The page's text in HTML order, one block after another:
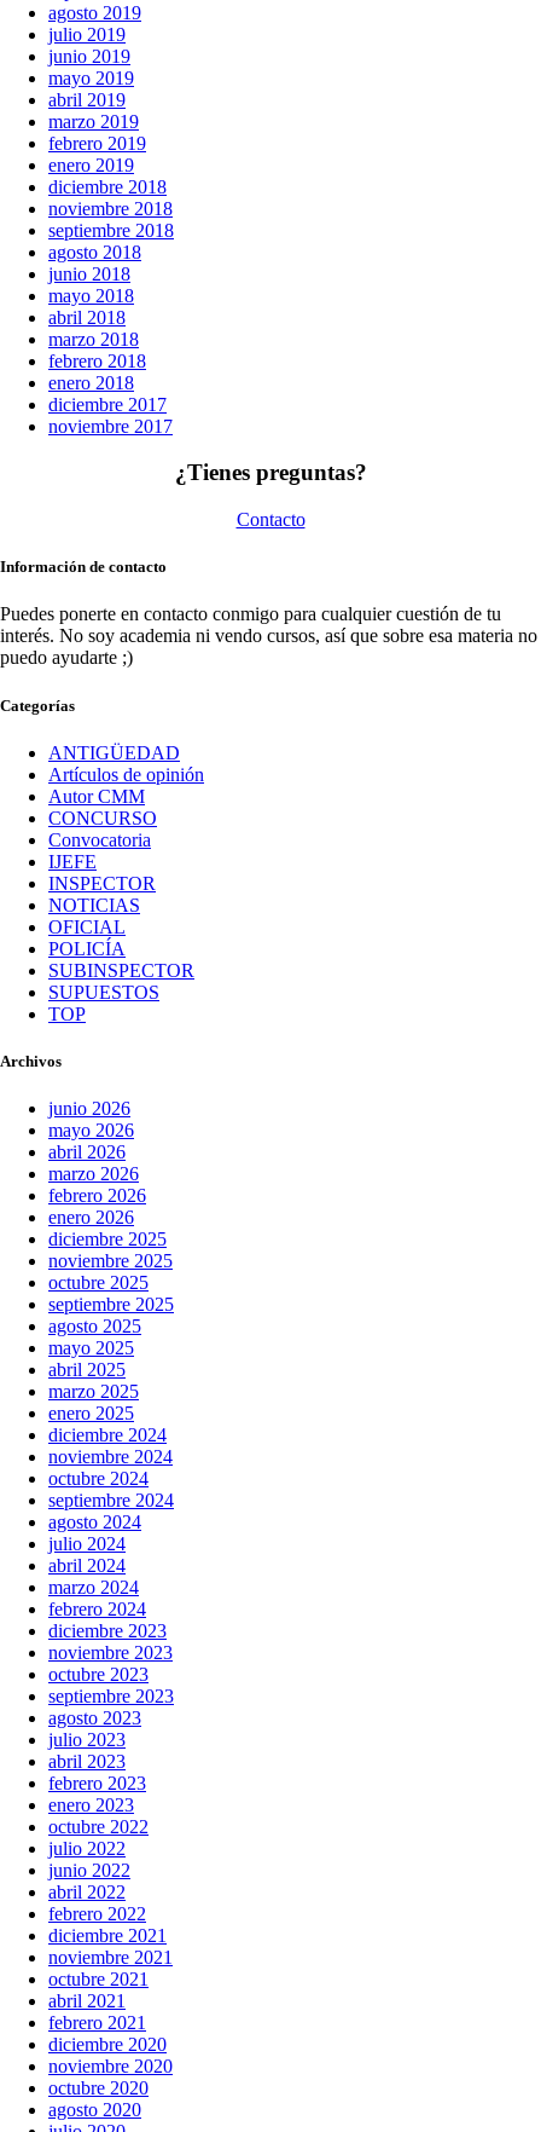
agosto 2019
julio 2019
junio 2019
mayo 2019
abril 2019
marzo 2019
febrero 2019
enero 2019
diciembre 2018
noviembre 2018
septiembre 2018
agosto 2018
junio 2018
mayo 2018
abril 2018
marzo 2018
febrero 2018
enero 2018
diciembre 2017
noviembre 2017
¿Tienes preguntas?
Contacto
Información de contacto
Puedes ponerte en contacto conmigo para cualquier cuestión de tu
interés. No soy academia ni vendo cursos, así que sobre esa materia no
puedo ayudarte ;)
Categorías
ANTIGÜEDAD
Artículos de opinión
Autor CMM
CONCURSO
Convocatoria
IJEFE
INSPECTOR
NOTICIAS
OFICIAL
POLICÍA
SUBINSPECTOR
SUPUESTOS
TOP
Archivos
junio 2026
mayo 2026
abril 2026
marzo 2026
febrero 2026
enero 2026
diciembre 2025
noviembre 2025
octubre 2025
septiembre 2025
agosto 2025
mayo 2025
abril 2025
marzo 2025
enero 2025
diciembre 2024
noviembre 2024
octubre 2024
septiembre 2024
agosto 2024
julio 2024
abril 2024
marzo 2024
febrero 2024
diciembre 2023
noviembre 2023
octubre 2023
septiembre 2023
agosto 2023
julio 2023
abril 2023
febrero 2023
enero 2023
octubre 2022
julio 2022
junio 2022
abril 2022
febrero 2022
diciembre 2021
noviembre 2021
octubre 2021
abril 2021
febrero 2021
diciembre 2020
noviembre 2020
octubre 2020
agosto 2020